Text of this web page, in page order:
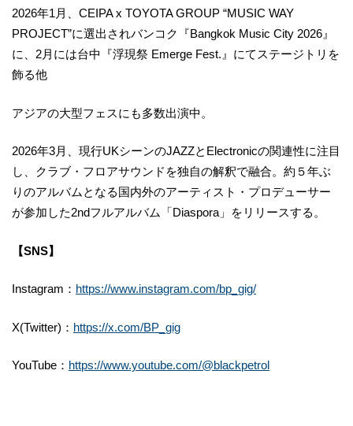
2026年1月、CEIPA x TOYOTA GROUP “MUSIC WAY
PROJECT”に選出されバンコク『Bangkok Music City 2026』
に、2月には台中『浮現祭 Emerge Fest.』にてステージトリを
飾る他
アジアの大型フェスにも多数出演中。
2026年3月、現行UKシーンのJAZZとElectronicの関連性に注目
し、クラブ・フロアサウンドを独自の解釈で融合。約５年ぶ
りのアルバムとなる国内外のアーティスト・プロデューサー
が参加した2ndフルアルバム「Diaspora」をリリースする。
【SNS】
Instagram： https://www.instagram.com/bp_gig/
X(Twitter)： https://x.com/BP_gig
YouTube： https://www.youtube.com/@blackpetrol